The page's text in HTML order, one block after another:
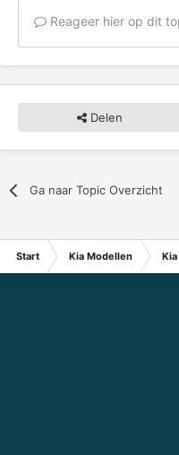
Reageer hier op dit
Delen
Ga naar Topic Overzicht
Start Kia Modellen